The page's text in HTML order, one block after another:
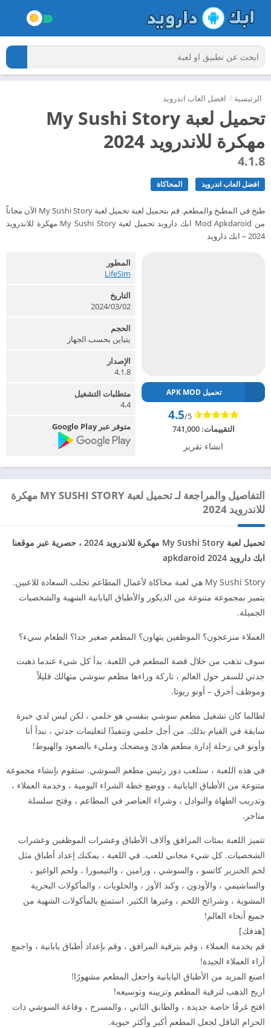
الرئيسية / افضل العاب اندرويد
تحميل لعبة My Sushi Story
مهكرة للاندرويد 2024
4.1.8
افضل العاب اندرويد المحاكاة
طبخ في المطبخ والمطعم. قم بتحميل لعبة تحميل لعبة My Sushi Story الآن مجاناً
من Mod Apkdaroid ابك دارويد تحميل لعبة My Sushi Story مهكرة للاندرويد
2024 – ابك دارويد
تحميل APK MOD
4.5/5
التقييمات:741,000
انشاء تقرير
المطور
LifeSim‏
التاريخ
2024/03/02
الحجم
يتباين بحسب الجهاز
الإصدار
4.1.8
متطلبات التشغيل
4.4
متوفر عبر Google Play
التفاصيل والمراجعة لـ تحميل لعبة MY SUSHI STORY مهكرة
للاندرويد 2024
تحميل لعبة My Sushi Story مهكرة للاندرويد 2024 ، حصرية عبر موقعنا
ابك دارويد 2024 apkdaroid
My Sushi Story هي لعبة محاكاة لأعمال المطاعم تجلب السعادة للاعبين.
يتميز بمجموعة متنوعة من الديكور والأطباق اليابانية الشهية والشخصيات
الجميلة.
العملاء منزعجون؟ الموظفين يتهاون؟ المطعم صغير جدا؟ الطعام سيء؟
سوف تذهب من خلال قصة المطعم في اللعبة. بدأ كل شيء عندما ذهبت
جدتي للسفر حول العالم ، تاركة وراءها مطعم سوشي متهالك قليلاً
وموظف أخرق – أونو ريوتا.
لطالما كان تشغيل مطعم سوشي بنفسي هو حلمي ، لكن ليس لدي خبرة
سابقة في القيام بذلك. من أجل حلمي وتنفيذًا لتعليمات جدتي ، نبدأ أنا
وأونو في رحلة إدارة مطعم هادئ ومضحك ومليء بالصعود والهبوط!
في هذه اللعبة ، ستلعب دور رئيس مطعم السوشي. ستقوم بإنشاء مجموعة
متنوعة من الأطباق اليابانية ، ووضع خطة الشراء اليومية ، وخدمة العملاء ،
وتدريب الطهاة والنوادل ، وشراء العناصر في المطاعم ، وفتح سلسلة
متاجر.
تتميز اللعبة بمئات المرافق وآلاف الأطباق وعشرات الموظفين وعشرات
الشخصيات. كل شيء مجاني للعب. في اللعبة ، يمكنك إعداد أطباق مثل
لحم الخنزير كاتسو ، والسوشي ، ورامين ، والتيمبورا ، ولحم الواغيو ،
والساشيمي ، والأودون ، وكبد الأوز ، والحلويات ، والمأكولات البحرية
المشوية ، وشرائح اللحم ، وغيرها الكثير. استمتع بالمأكولات الشهية من
جميع أنحاء العالم!
[هدفك]
قم بخدمة العملاء ، وقم بترقية المرافق ، وقم بإعداد أطباق يابانية ، واجمع
آراء العملاء الجيدة!
اصنع المزيد من الأطباق اليابانية واجعل المطعم مشهورًا!
اربح الذهب لترقية المطعم وتزيينه وتوسيعه!
افتح غرفًا خاصة جديدة ، والطابق الثاني ، والمسرح ، وقاعة السوشي ذات
الحزام الناقل لجعل المطعم أكبر وأكثر حيوية.